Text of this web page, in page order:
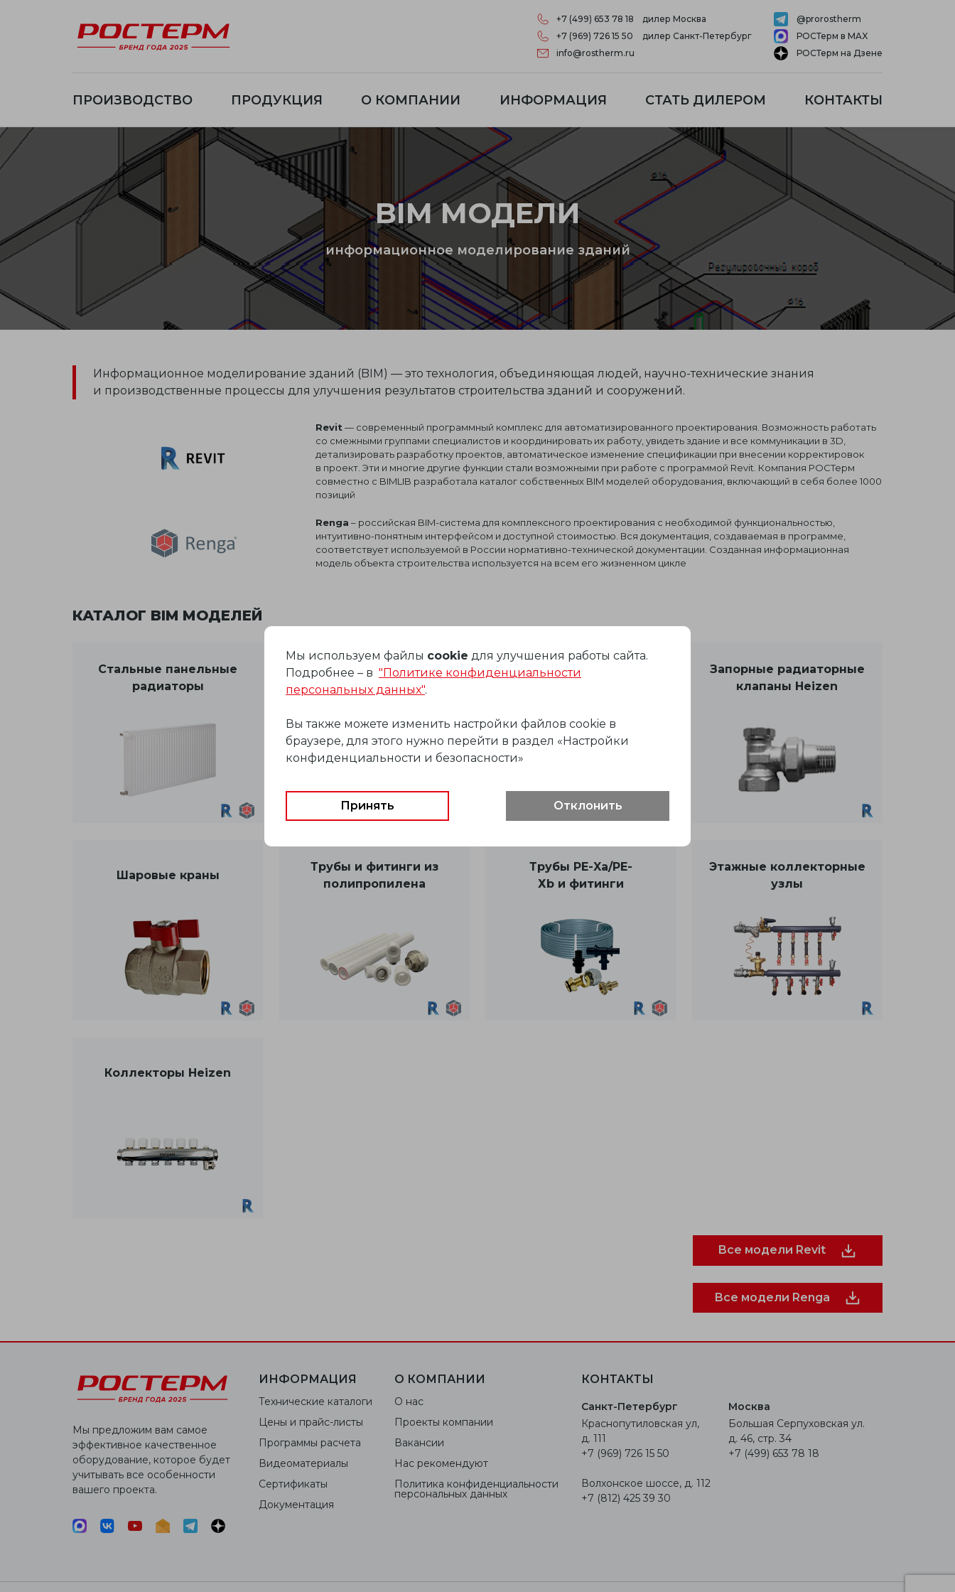
+7 (499) 653 78 18
дилер Москва
+7 (969) 726 15 50
дилер Санкт-Петербург
info@rostherm.ru
@prorostherm
РОСТерм в MAX
РОСТерм на Дзене
ПРОИЗВОДСТВО ПРОДУКЦИЯ О КОМПАНИИ ИНФОРМАЦИЯ СТАТЬ ДИЛЕРОМ КОНТАКТЫ
BIM МОДЕЛИ
информационное моделирование зданий
Информационное моделирование зданий (BIM) — это технология, объединяющая людей, научно-технические знания
и производственные процессы для улучшения результатов строительства зданий и сооружений.
Revit — современный программный комплекс для автоматизированного проектирования. Возможность работать
со смежными группами специалистов и координировать их работу, увидеть здание и все коммуникации в 3D,
детализировать разработку проектов, автоматическое изменение спецификации при внесении корректировок
в проект. Эти и многие другие функции стали возможными при работе с программой Revit. Компания РОСТерм
совместно с BIMLIB разработала каталог собственных BIM моделей оборудования, включающий в себя более 1000
позиций
Renga – российская BIM-система для комплексного проектирования с необходимой функциональностью,
интуитивно-понятным интерфейсом и доступной стоимостью. Вся документация, создаваемая в программе,
соответствует используемой в России нормативно-технической документации. Созданная информационная
модель объекта строительства используется на всем его жизненном цикле
КАТАЛОГ BIM МОДЕЛЕЙ
Стальные панельные
радиаторы
Балансировочные
клапаны Heizen
Термостатическое
Запорные радиаторные
клапаны Heizen
Шаровые краны
Трубы и фитинги из
полипропилена
Трубы PE-Xa/РЕ-
Хbи фитинги
Этажные коллекторные
узлы
Коллекторы Heizen
Все модели Revit
Все модели Renga
Мы предложим вам самое
эффективное качественное
оборудование, которое будет
учитывать все особенности
вашего проекта.
ИНФОРМАЦИЯ
Технические каталоги
Цены и прайс-листы
Программы расчета
Видеоматериалы
Сертификаты
Документация
О КОМПАНИИ
О нас
Проекты компании
Вакансии
Нас рекомендуют
Политика конфиденциальности
персональных данных
КОНТАКТЫ
Санкт-Петербург
Краснопутиловская ул,
д. 111
+7 (969) 726 15 50
Волхонское шоссе, д. 112
+7 (812) 425 39 30
Москва
Большая Серпуховская ул.
д. 46, стр. 34
+7 (499) 653 78 18
Мы используем файлы cookie для улучшения работы сайта.
Подробнее – в "Политике конфиденциальности
персональных данных".
Вы также можете изменить настройки файлов cookie в
браузере, для этого нужно перейти в раздел «Настройки
конфиденциальности и безопасности»
Принять Отклонить